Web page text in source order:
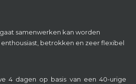
samenwerken kan worden
betrokken en zeer flexibel
4 dagen op basis van een 40-urige